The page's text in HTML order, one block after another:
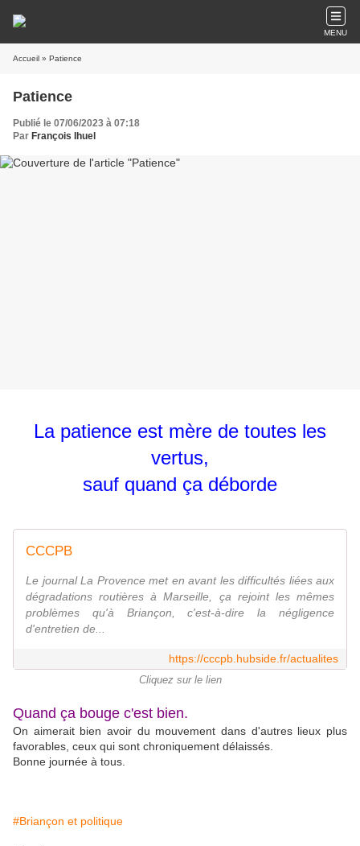
MENU
Accueil » Patience
Patience
Publié le 07/06/2023 à 07:18
Par François Ihuel
La patience est mère de toutes les
vertus,
sauf quand ça déborde
CCCPB
Le journal La Provence met en avant les difficultés liées aux
dégradations routières à Marseille, ça rejoint les mêmes
problèmes qu'à Briançon, c'est-à-dire la négligence
d'entretien de...
https://cccpb.hubside.fr/actualites
Cliquez sur le lien
Quand ça bouge c'est bien.
On aimerait bien avoir du mouvement dans d'autres lieux plus
favorables, ceux qui sont chroniquement délaissés.
Bonne journée à tous.
#Briançon et politique